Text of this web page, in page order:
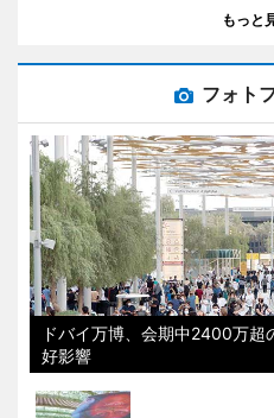
もっと
フォト
ドバイ万博、会期中2400万
好影響